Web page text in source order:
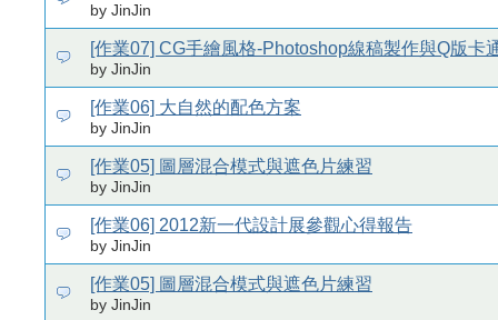
by JinJin
[作業07] CG手繪風格-Photoshop線稿製作與Q版卡
by JinJin
[作業06] 大自然的配色方案
by JinJin
[作業05] 圖層混合模式與遮色片練習
by JinJin
[作業06] 2012新一代設計展參觀心得報告
by JinJin
[作業05] 圖層混合模式與遮色片練習
by JinJin